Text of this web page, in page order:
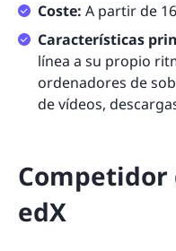
Coste: A partir de
Características
línea a su propio
ordenadores de
de vídeos,
Competidor
edX